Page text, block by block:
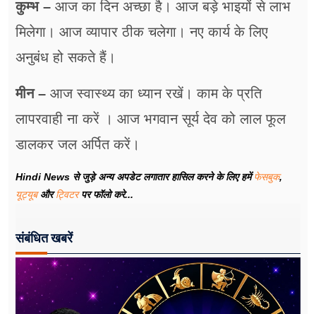
कुम्भ – आज का दिन अच्छा है। आज बड़े भाइयों से लाभ
मिलेगा। आज व्यापार ठीक चलेगा। नए कार्य के लिए
अनुबंध हो सकते हैं।
मीन – आज स्वास्थ्य का ध्यान रखें। काम के प्रति
लापरवाही ना करें । आज भगवान सूर्य देव को लाल फूल
डालकर जल अर्पित करें।
Hindi News से जुड़े अन्य अपडेट लगातार हासिल करने के लिए हमेंफेसबुक,
यूट्यूबऔरट्विटरपर फॉलो करे...
संबंधित खबरें